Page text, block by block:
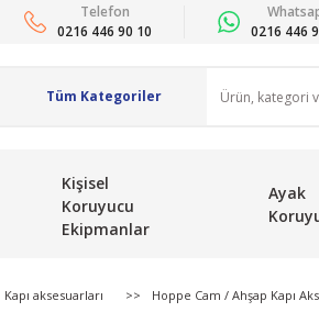
Telefon
0216 446 90 10
0216 446
Kişisel
Koruyucu
Ekipmanlar
Ayak
Kapı aksesuarları Hoppe Cam / Ahşap Kapı